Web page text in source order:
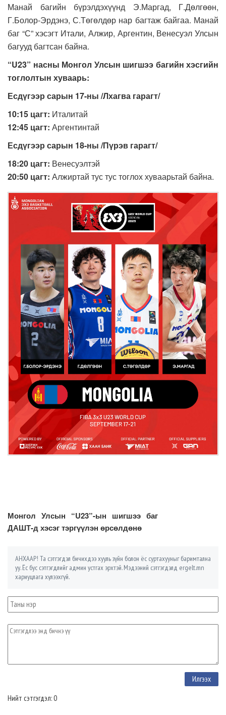
Манай багийн бүрэлдэхүүнд Э.Маргад, Г.Дөлгөөн,
Г.Болор-Эрдэнэ, С.Төгөлдөр нар багтаж байгаа. Манай
баг “С” хэсэгт Итали, Алжир, Аргентин, Венесуэл Улсын
багууд багтсан байна.
“U23” насны Монгол Улсын шигшээ багийн хэсгийн
тоглолтын хуваарь:
Есдүгээр сарын 17-ны /Лхагва гарагт/
10:15 цагт: Италитай
12:45 цагт: Аргентинтай
Есдүгээр сарын 18-ны /Пүрэв гарагт/
18:20 цагт: Венесуэлтэй
20:50 цагт: Алжиртай тус тус тоглох хуваарьтай байна.
Монгол Улсын “U23”-ын шигшээ баг
ДАШТ-д хэсэг тэргүүлэн өрсөлдөнө
АНХААР! Та сэтгэгдэл бичихдээ хууль зүйн болон ёс суртахууныг баримтална
уу. Ёс бус сэтгэгдлийг админ устгах эрхтэй. Мэдээний сэтгэгдэлд ergelt.mn
хариуцлага хүлээхгүй.
Нийт сэтгэгдэл: 0